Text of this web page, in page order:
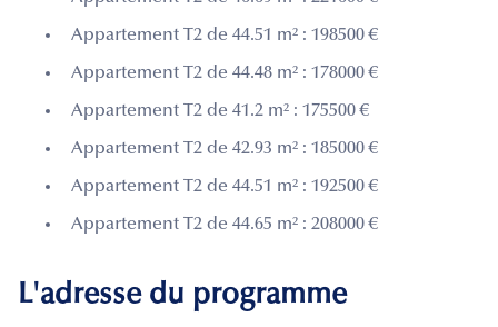
Appartement T2 de 44.51 m² : 198500 €
Appartement T2 de 44.48 m² : 178000 €
Appartement T2 de 41.2 m² : 175500 €
Appartement T2 de 42.93 m² : 185000 €
Appartement T2 de 44.51 m² : 192500 €
Appartement T2 de 44.65 m² : 208000 €
L'adresse du programme